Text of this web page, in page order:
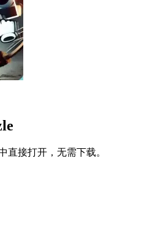
直接打开，无需下载。